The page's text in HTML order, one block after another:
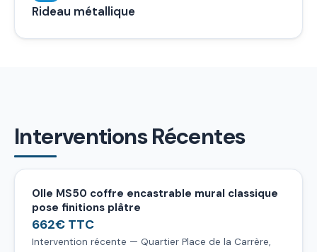
Rideau métallique
Interventions Récentes
Olle MS50 coffre encastrable mural classique
pose finitions plâtre
662€ TTC
Intervention récente — Quartier Place de la Carrère,